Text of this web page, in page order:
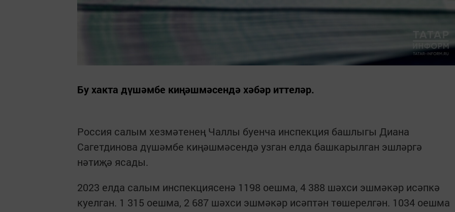
Бу хакта дүшәмбе киңәшмәсендә хәбәр иттеләр.
Россия салым хезмәтенең Чаллы буенча инспекция башлыгы Диана
Сагетдинова дүшәмбе киңәшмәсендә узган елда башкарылган эшләргә
нәтиҗә ясады.
2023 елда салым инспекциясенә 1198 оешма, 4 388 шәхси эшмәкәр исәпкә
куелган. 1 315 оешма, 2 687 шәхси эшмәкәр исәптән төшерелгән. 1034 оешма